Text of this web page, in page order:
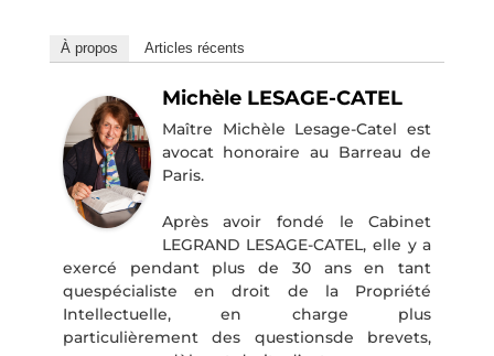
À propos Articles récents
Michèle LESAGE-CATEL
Maître Michèle Lesage-Catel est
avocat honoraire au Barreau de
Paris.
Après avoir fondé le Cabinet
LEGRAND LESAGE-CATEL, elle y a
exercé pendant plus de 30 ans en tant
quespécialiste en droit de la Propriété
Intellectuelle, en charge plus
particulièrement des questionsde brevets,